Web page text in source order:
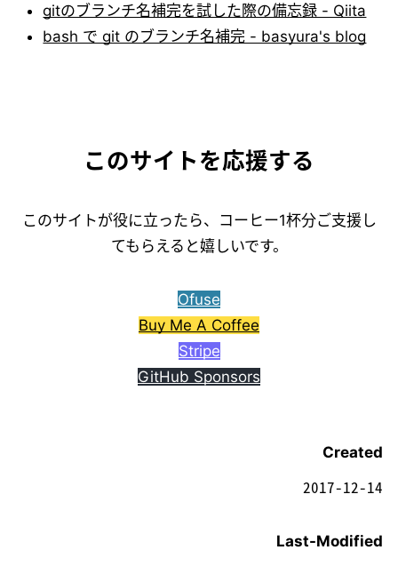
gitのブランチ名補完を試した際の備忘録 - Qiita
bash で git のブランチ名補完 - basyura's blog
このサイトを応援する
このサイトが役に立ったら、コーヒー1杯分ご支援し
てもらえると嬉しいです。
Ofuse
Buy Me A Coffee
Stripe
GitHub Sponsors
Created
2017-12-14
Last-Modified